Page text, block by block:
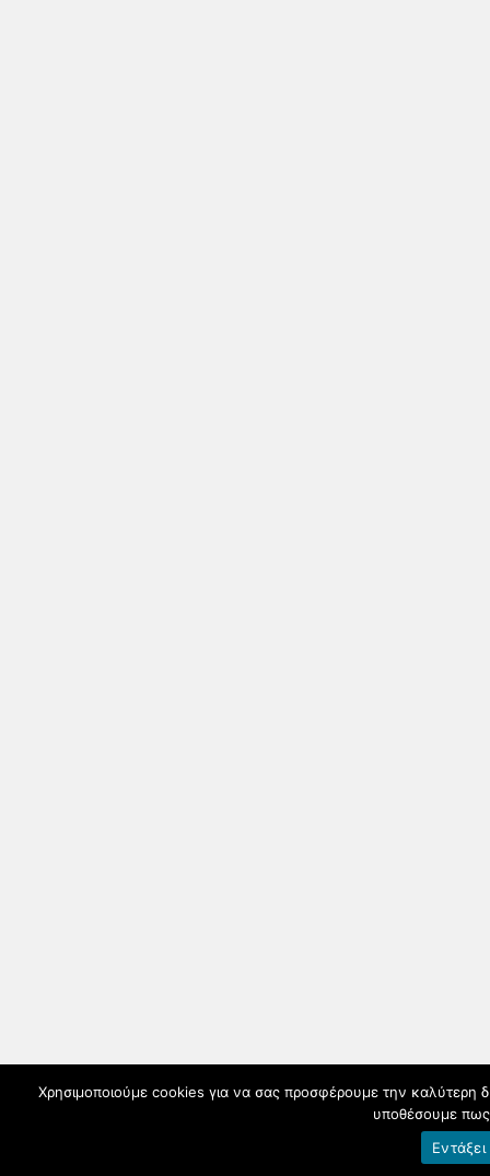
Χρησιμοποιούμε cookies για να σας προσφέρουμε την καλύτερη
υποθέσουμε πως
Εντάξει